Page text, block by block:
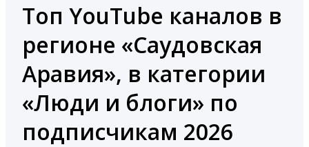
Топ YouTube каналов в
регионе «Саудовская
Аравия», в категории
«Люди и блоги» по
подписчикам 2026